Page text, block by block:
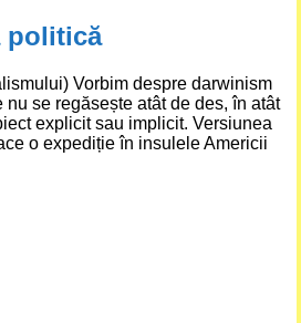
politică
Vorbim despre darwinism
se regăsește atât de des, în atât
explicit sau implicit. Versiunea
o expediție în insulele Americii